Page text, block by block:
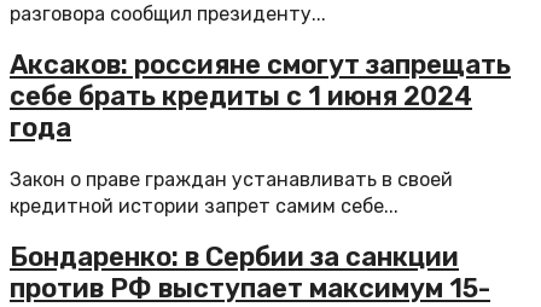
разговора сообщил президенту...
Аксаков: россияне смогут запрещать
себе брать кредиты с 1 июня 2024
года
Закон о праве граждан устанавливать в своей
кредитной истории запрет самим себе...
Бондаренко: в Сербии за санкции
против РФ выступает максимум 15-